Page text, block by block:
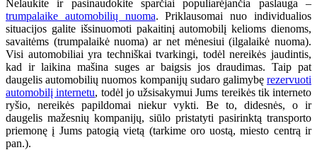
Nelaukite ir pasinaudokite sparčiai populiarėjančia paslauga –
trumpalaike automobilių nuoma. Priklausomai nuo individualios
situacijos galite išsinuomoti pakaitinį automobilį kelioms dienoms,
savaitėms (trumpalaikė nuoma) ar net mėnesiui (ilgalaikė nuoma).
Visi automobiliai yra techniškai tvarkingi, todėl nereikės jaudintis,
kad ir laikina mašina suges ar baigsis jos draudimas. Taip pat
daugelis automobilių nuomos kompanijų sudaro galimybę rezervuoti
automobilį internetu, todėl jo užsisakymui Jums tereikės tik interneto
ryšio, nereikės papildomai niekur vykti. Be to, didesnės, o ir
daugelis mažesnių kompanijų, siūlo pristatyti pasirinktą transporto
priemonę į Jums patogią vietą (tarkime oro uostą, miesto centrą ir
pan.).